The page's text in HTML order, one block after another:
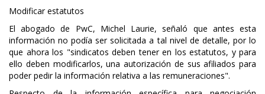
Modificar estatutos
El abogado de PwC, Michel Laurie, señaló que antes esta
información no podía ser solicitada a tal nivel de detalle, por lo
que ahora los "sindicatos deben tener en los estatutos, y para
ello deben modificarlos, una autorización de sus afiliados para
poder pedir la información relativa a las remuneraciones".